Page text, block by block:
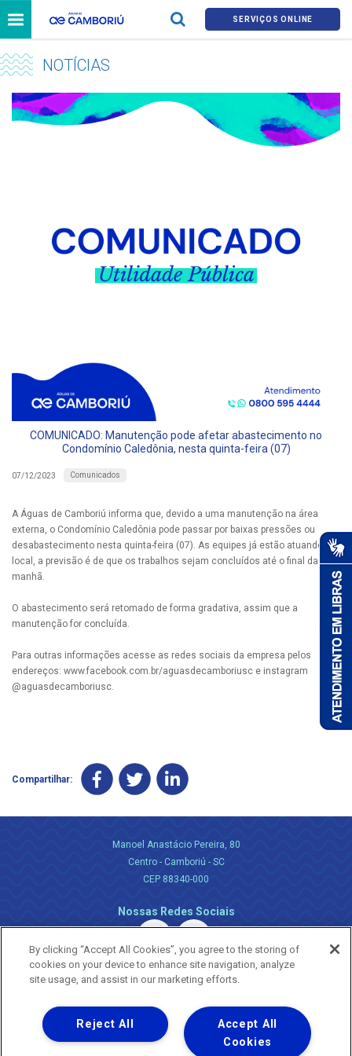
SERVIÇOS ONLINE
NOTÍCIAS
COMUNICADO: Manutenção pode afetar abastecimento no
Condomínio Caledônia, nesta quinta-feira (07)
07/12/2023 Comunicados
A Águas de Camboriú informa que, devido a uma manutenção na área
externa, o Condomínio Caledônia pode passar por baixas pressões ou
desabastecimento nesta quinta-feira (07). As equipes já estão atuando no
local, a previsão é de que os trabalhos sejam concluídos até o final da
manhã.
O abastecimento será retomado de forma gradativa, assim que a
manutenção for concluída.
Para outras informações acesse as redes sociais da empresa pelos
endereços: www.facebook.com.br/aguasdecamboriusc e instagram
@aguasdecamboriusc.
Compartilhar:
Manoel Anastácio Pereira, 80
Centro - Camboriú - SC
CEP 88340-000
Nossas Redes Sociais
Uma empresa
Copyright ® 2026 - Todos os Direitos Reservados.
By clicking “Accept All Cookies”, you agree to the storing of
cookies on your device to enhance site navigation, analyze
site usage, and assist in our marketing efforts.
Accept All
Cookies
Reject All